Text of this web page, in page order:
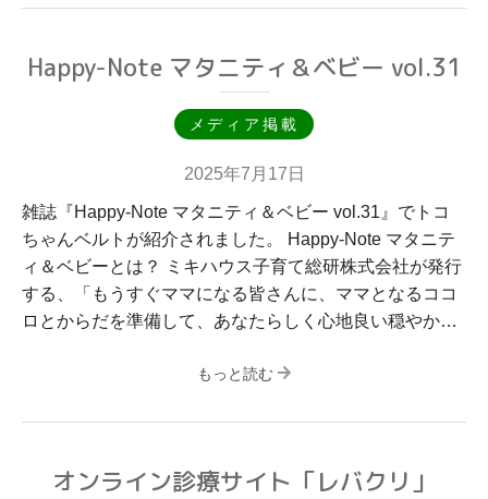
Happy-Note マタニティ＆ベビー vol.31
メディア掲載
2025年7月17日
雑誌『Happy-Note マタニティ＆ベビー vol.31』でトコ
ちゃんベルトが紹介されました。 Happy-Note マタニテ
ィ＆ベビーとは？ ミキハウス子育て総研株式会社が発行
する、「もうすぐママになる皆さんに、ママとなるココ
ロとからだを準備して、あなたらしく心地良い穏やか…
もっと読む
オンライン診療サイト「レバクリ」